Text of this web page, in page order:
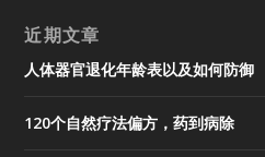
近期文章
人体器官退化年龄表以及如何防御
120个自然疗法偏方，药到病除